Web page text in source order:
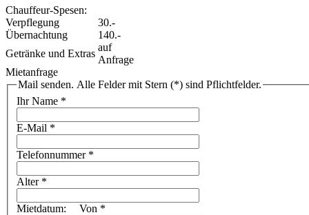
Chauffeur-Spesen:
Verpflegung
30.-
Übernachtung
140.-
Getränke und Extras
auf
Anfrage
Mietanfrage
Mail senden. Alle Felder mit Stern (*) sind Pflichtfelder.
Ihr Name *
E-Mail *
Telefonnummer*
Alter*
Mietdatum: Von *